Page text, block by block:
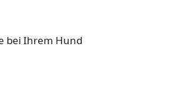
bei Ihrem Hund